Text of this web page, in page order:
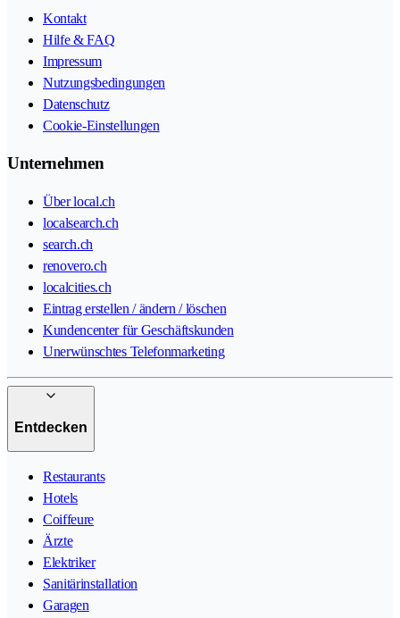
Kontakt
Hilfe & FAQ
Impressum
Nutzungsbedingungen
Datenschutz
Cookie-Einstellungen
Unternehmen
Über local.ch
localsearch.ch
search.ch
renovero.ch
localcities.ch
Eintrag erstellen / ändern / löschen
Kundencenter für Geschäftskunden
Unerwünschtes Telefonmarketing
Entdecken
Restaurants
Hotels
Coiffeure
Ärzte
Elektriker
Sanitärinstallation
Garagen